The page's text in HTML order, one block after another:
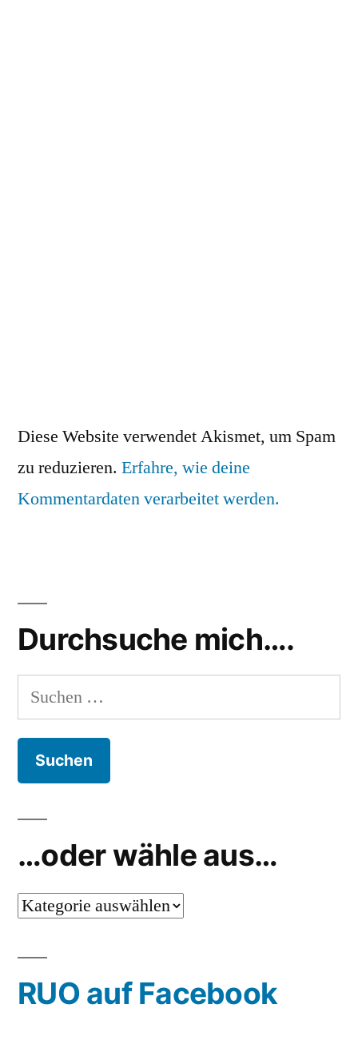
Diese Website verwendet Akismet, um Spam
zu reduzieren. Erfahre, wie deine
Kommentardaten verarbeitet werden.
Durchsuche mich….
Suchen
nach:
…oder wähle aus…
…
aus…
RUO auf Facebook